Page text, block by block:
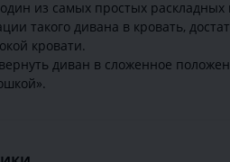
из самых простых
такого дивана в кровать,
кровати.
диван в сложенное